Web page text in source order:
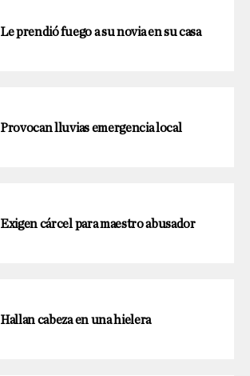
Le prendió fuego a su novia en su casa
Provocan lluvias emergencia local
Exigen cárcel para maestro abusador
Hallan cabeza en una hielera